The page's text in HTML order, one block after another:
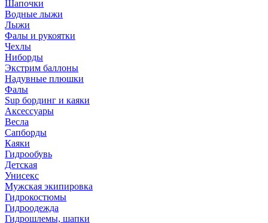
Шапочки
Водные лыжи
Лыжи
Фалы и рукоятки
Чехлы
Ниборды
Экстрим баллоны
Надувные плюшки
Фалы
Sup бординг и каяки
Аксессуары
Весла
Сапборды
Каяки
Гидрообувь
Детская
Унисекс
Мужская экипировка
Гидрокостюмы
Гидроодежда
Гидрошлемы, шапки